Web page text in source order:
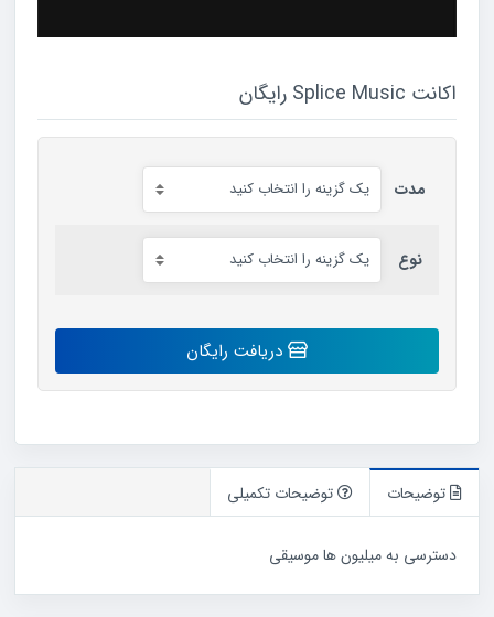
اکانت Splice Music رایگان
مدت
نوع
اکانت
Music
دریافت رایگان
توضیحات توضیحات تکمیلی
دسترسی به میلیون ها موسیقی